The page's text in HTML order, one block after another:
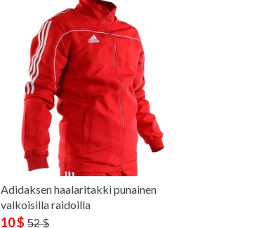
Adidaksen haalaritakki punainen
valkoisilla raidoilla
10 $ 52 $